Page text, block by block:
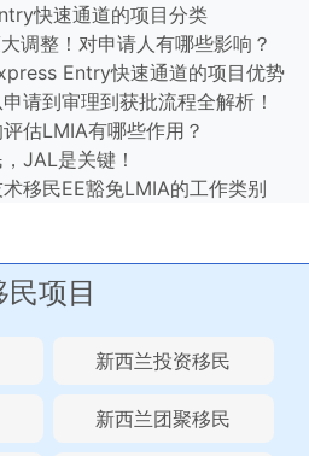
快速通道的项目分类
调整！对申请人有哪些影响？
Entry快速通道的项目优势
请到审理到获批流程全解析！
估LMIA有哪些作用？
JAL是关键！
移民EE豁免LMIA的工作类别
民项目
新西兰投资移民
新西兰团聚移民